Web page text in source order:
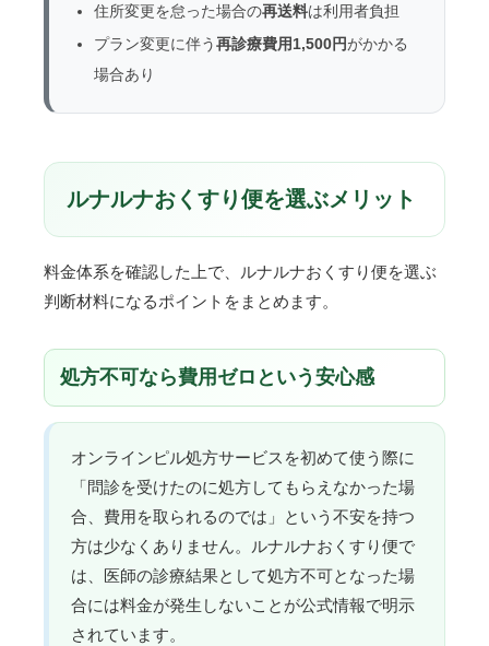
住所変更を怠った場合の再送料は利用者負担
プラン変更に伴う再診療費用1,500円がかかる
場合あり
ルナルナおくすり便を選ぶメリット
料金体系を確認した上で、ルナルナおくすり便を選ぶ
判断材料になるポイントをまとめます。
処方不可なら費用ゼロという安心感
オンラインピル処方サービスを初めて使う際に
「問診を受けたのに処方してもらえなかった場
合、費用を取られるのでは」という不安を持つ
方は少なくありません。ルナルナおくすり便で
は、医師の診療結果として処方不可となった場
合には料金が発生しないことが公式情報で明示
されています。